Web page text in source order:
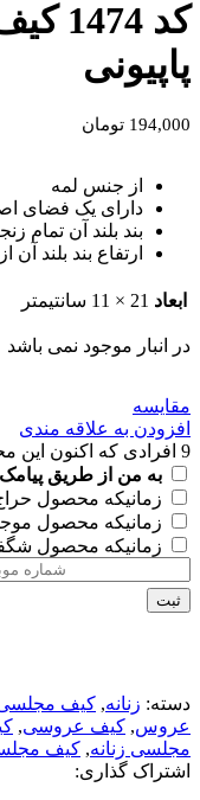
کد
پاپیونی
194,000 تومان
از جنس لمه
دارای یک فضای
بند بلند آن تمام
ارتفاع بند بلند آن از روی
ابعاد 21 × 11 سانتیمتر
در انبار موجود نمی باشد
مقايسه
افزودن به علاقه مندی
9 افرادی که اکنون این
به من از طریق پیامک
زمانیکه محصول
زمانیکه محصول
زمانیکه محصول
ثبت
دسته: زنانه, کیف
عروس, کیف عروسی,
مجلسی زنانه, کیف
اشتراک گذاری: